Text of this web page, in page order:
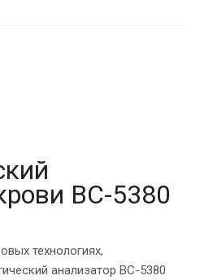
BC-5380
технологиях,
анализатор BC-5380